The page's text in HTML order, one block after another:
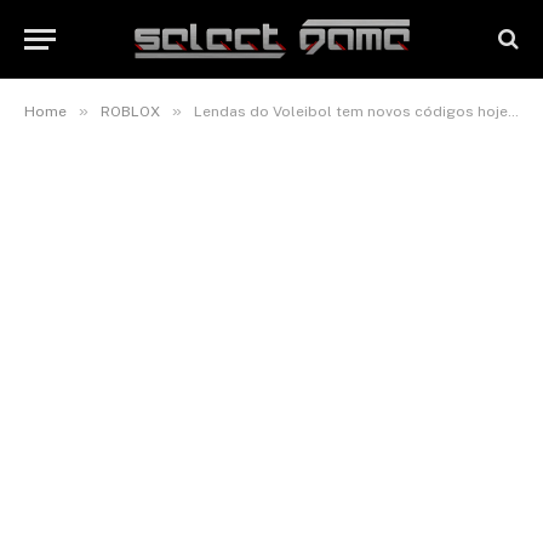
Home » ROBLOX » Lendas do Voleibol tem novos códigos hoje (07/02) com o novo retorno de JINKO, nova habilidade secreta e mais (Roblox Volleyball Legends Codes, VBL Codes, fevereiro de 2026)